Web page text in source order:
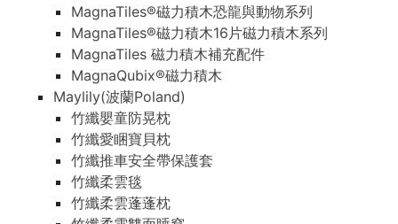
MagnaTiles®磁力積木恐龍與動物系列
MagnaTiles®磁力積木16片磁力積木系列
MagnaTiles 磁力積木補充配件
MagnaQubix®磁力積木
Maylily(波蘭Poland)
竹纖嬰童防晃枕
竹纖愛睏寶貝枕
竹纖推車安全帶保護套
竹纖柔雲毯
竹纖柔雲蓬蓬枕